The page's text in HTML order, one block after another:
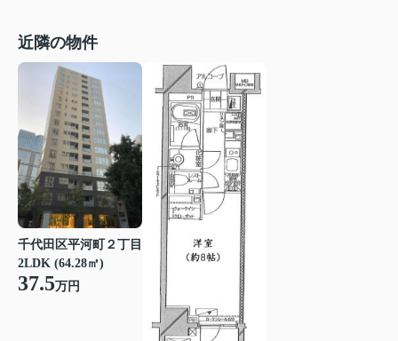
近隣の物件
千代田区平河町２丁目
2LDK (64.28㎡)
37.5万円